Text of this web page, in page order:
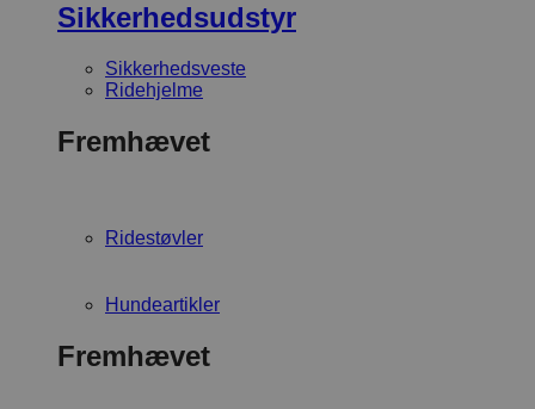
Sikkerhedsudstyr
Sikkerhedsveste
Ridehjelme
Fremhævet
Ridestøvler
Hundeartikler
Fremhævet